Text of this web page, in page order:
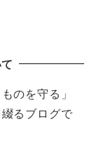
のを守る」
るブログで